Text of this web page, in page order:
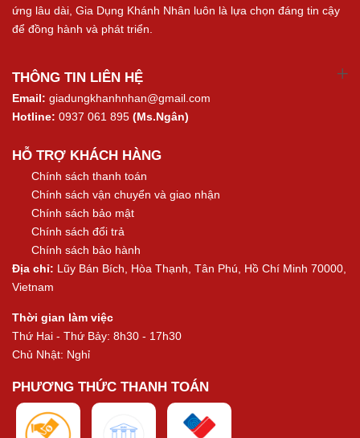
ứng lâu dài, Gia Dụng Khánh Nhân luôn là lựa chọn đáng tin cậy
để đồng hành và phát triển.
THÔNG TIN LIÊN HỆ
Email: giadungkhanhnhan@gmail.com
Hotline: 0937 061 895 (Ms.Ngân)
HỖ TRỢ KHÁCH HÀNG
Chính sách thanh toán
Chính sách vận chuyển và giao nhận
Chính sách bảo mật
Chính sách đổi trả
Chính sách bảo hành
Địa chỉ: Lũy Bán Bích, Hòa Thạnh, Tân Phú, Hồ Chí Minh 70000,
Vietnam
Thời gian làm việc
Thứ Hai - Thứ Bảy: 8h30 - 17h30
Chủ Nhật: Nghỉ
PHƯƠNG THỨC THANH TOÁN